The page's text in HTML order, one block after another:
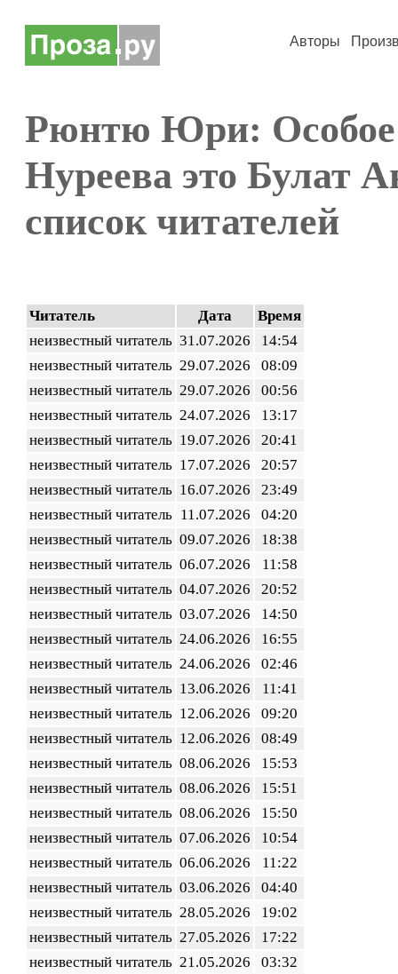
Авторы
Рюнтю Юри: Особое
Нуреева это Булат
список читателей
Читатель Дата
Время
неизвестный читатель 31.07.2026
14:54
неизвестный читатель 29.07.2026
08:09
неизвестный читатель 29.07.2026
00:56
неизвестный читатель 24.07.2026
13:17
неизвестный читатель 19.07.2026
20:41
неизвестный читатель 17.07.2026
20:57
неизвестный читатель 16.07.2026
23:49
неизвестный читатель 11.07.2026
04:20
неизвестный читатель 09.07.2026
18:38
неизвестный читатель 06.07.2026
11:58
неизвестный читатель 04.07.2026
20:52
неизвестный читатель 03.07.2026
14:50
неизвестный читатель 24.06.2026
16:55
неизвестный читатель 24.06.2026
02:46
неизвестный читатель 13.06.2026
11:41
неизвестный читатель 12.06.2026
09:20
неизвестный читатель 12.06.2026
08:49
неизвестный читатель 08.06.2026
15:53
неизвестный читатель 08.06.2026
15:51
неизвестный читатель 08.06.2026
15:50
неизвестный читатель 07.06.2026
10:54
неизвестный читатель 06.06.2026
11:22
неизвестный читатель 03.06.2026
04:40
неизвестный читатель 28.05.2026
19:02
неизвестный читатель 27.05.2026
17:22
неизвестный читатель 21.05.2026
03:32